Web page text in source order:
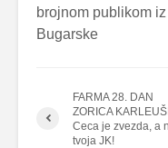
brojnom publikom
Bugarske
FARMA 28. DAN
ZORICA
Ceca je zvezda, a
tvoja JK!